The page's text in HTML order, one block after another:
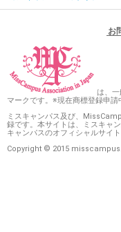
お
は、
マークです。※現在商標登録申請
ミスキャンパス及び、
録です。本サイトは、ミスキャ
キャンパスのオフィシャルサイト
Copyright © 2015